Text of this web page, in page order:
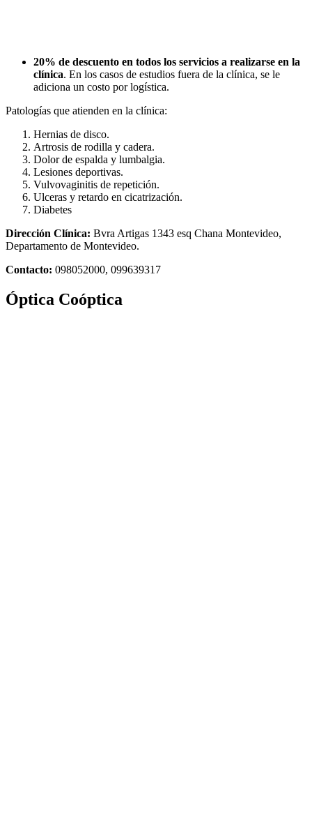
20% de descuento en todos los servicios a realizarse en la
clínica. En los casos de estudios fuera de la clínica, se le
adiciona un costo por logística.
Patologías que atienden en la clínica:
Hernias de disco.
Artrosis de rodilla y cadera.
Dolor de espalda y lumbalgia.
Lesiones deportivas.
Vulvovaginitis de repetición.
Ulceras y retardo en cicatrización.
Diabetes
Dirección Clínica: Bvra Artigas 1343 esq Chana Montevideo,
Departamento de Montevideo.
Contacto: 098052000, 099639317
Óptica Coóptica